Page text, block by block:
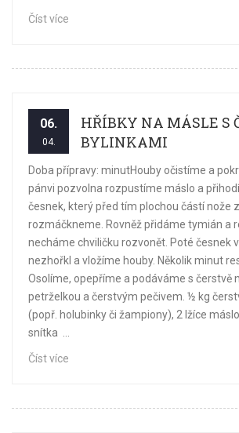
Číst více
06.
04.
HŘÍBKY NA MÁSLE S
BYLINKAMI
Doba přípravy: minutHouby očistíme a
pánvi pozvolna rozpustíme máslo a
česnek, který před tím plochou částí nože
rozmáčkneme. Rovněž přidáme tymián a
necháme chviličku rozvonět. Poté česnek
nezhořkl a vložíme houby. Několik minut
Osolíme, opepříme a podáváme s čerstvě
petrželkou a čerstvým pečivem. ½ kg
(popř. holubinky či žampiony), 2 lžíce
snítka ...
Číst více